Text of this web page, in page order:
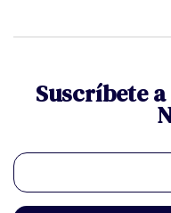
Suscríbete